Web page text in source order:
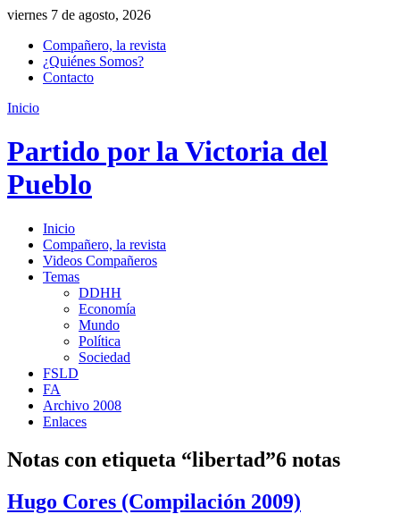
viernes 7 de agosto, 2026
Compañero, la revista
¿Quiénes Somos?
Contacto
Inicio
Partido por la Victoria del
Pueblo
Inicio
Compañero, la revista
Videos Compañeros
Temas
DDHH
Economía
Mundo
Política
Sociedad
FSLD
FA
Archivo 2008
Enlaces
Notas con etiqueta “libertad”6 notas
Hugo Cores (Compilación 2009)